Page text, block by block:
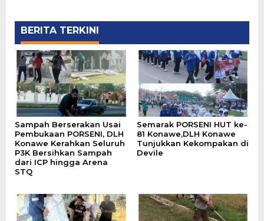
BERITA TERKINI
Sampah Berserakan Usai
Pembukaan PORSENI, DLH
Konawe Kerahkan Seluruh
P3K Bersihkan Sampah
dari ICP hingga Arena
STQ
Semarak PORSENI HUT ke-
81 Konawe,DLH Konawe
Tunjukkan Kekompakan di
Devile